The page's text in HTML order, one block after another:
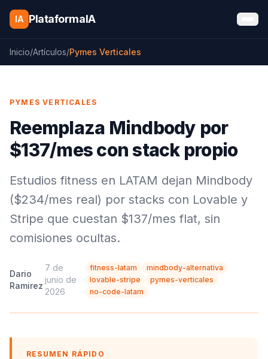
Saltar al contenido
IA PlataformaIA
Inicio/Artículos/Pymes Verticales
PYMES VERTICALES
Reemplaza Mindbody por
$137/mes con stack propio
Estudios fitness en LATAM dejan Mindbody
($234/mes real) por stacks con Lovable y
Stripe que cuestan $137/mes flat, sin
comisiones ocultas.
Dario
Ramirez
·
7 de
junio de
2026
·
fitness-latam
mindbody-alternativa
lovable-stripe
pymes-verticales
no-code-latam
RESUMEN RÁPIDO